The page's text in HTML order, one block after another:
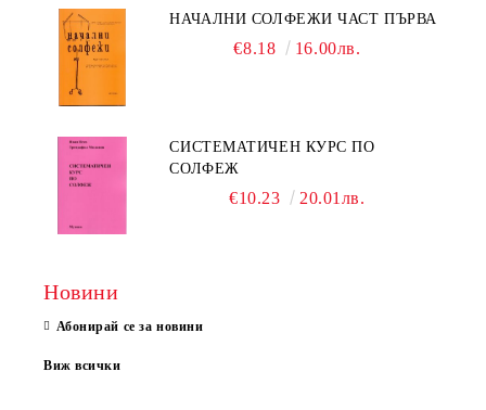
НАЧАЛНИ СОЛФЕЖИ ЧАСТ ПЪРВА
€8.18 16.00лв.
СИСТЕМАТИЧЕН КУРС ПО
СОЛФЕЖ
€10.23 20.01лв.
Новини
Абонирай се за новини
Виж всички